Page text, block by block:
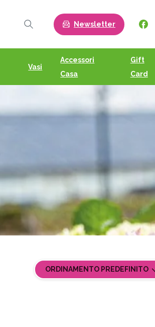
Search
Newsletter
Vasi
Accessori
Casa
Gift
Card
ORDINAMENTO PREDEFINITO